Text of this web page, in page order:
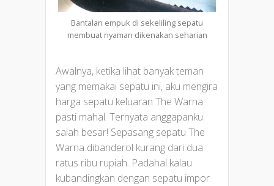
Bantalan empuk di sekeliling sepatu
membuat nyaman dikenakan seharian
Awalnya, ketika lihat banyak teman
yang memakai sepatu ini, aku mengira
harga sepatu keluaran The Warna
pasti mahal. Ternyata anggapanku
salah besar! Sepasang sepatu The
Warna dibanderol kurang dari dua
ratus ribu rupiah. Padahal kalau
kubandingkan dengan sepatu impor